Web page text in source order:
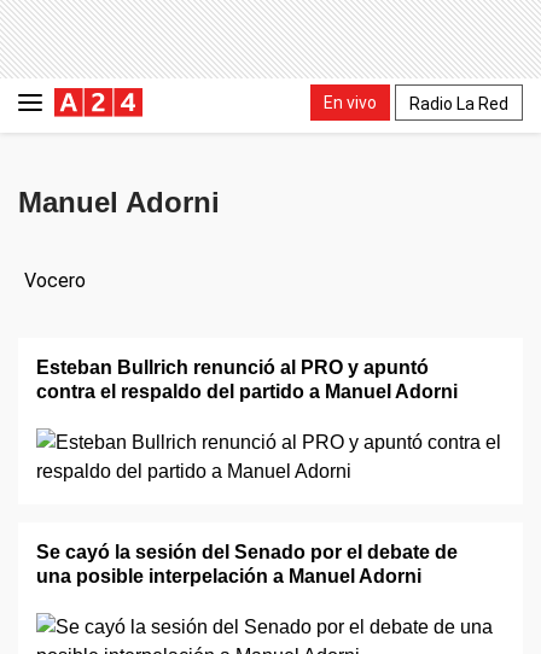
En vivo Radio La Red
Manuel Adorni
Vocero
Esteban Bullrich renunció al PRO y apuntó
contra el respaldo del partido a Manuel Adorni
Se cayó la sesión del Senado por el debate de
una posible interpelación a Manuel Adorni